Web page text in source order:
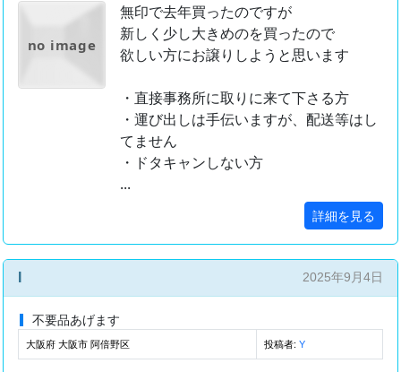
no image
無印で去年買ったのですが
新しく少し大きめのを買ったので
欲しい方にお譲りしようと思います
・直接事務所に取りに来て下さる方
・運び出しは手伝いますが、配送等はし
てません
・ドタキャンしない方
...
詳細を見る
2025年9月4日
不要品あげます
大阪府 大阪市 阿倍野区 投稿者: Y